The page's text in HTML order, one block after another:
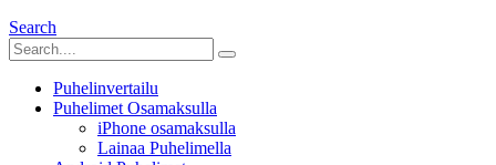
Search
Puhelinvertailu
Puhelimet Osamaksulla
iPhone osamaksulla
Lainaa Puhelimella